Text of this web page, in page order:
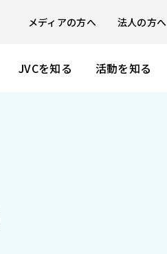
メディアの方へ 法人の方へ
JVCを知る 活動を知る